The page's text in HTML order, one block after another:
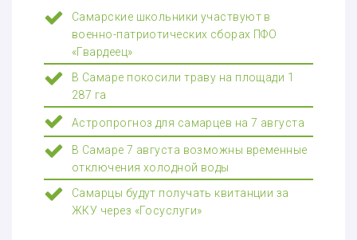
Самарские школьники участвуют в
военно-патриотических сборах ПФО
«Гвардеец»
В Самаре покосили траву на площади 1
287 га
Астропрогноз для самарцев на 7 августа
В Самаре 7 августа возможны временные
отключения холодной воды
Самарцы будут получать квитанции за
ЖКУ через «Госуслуги»